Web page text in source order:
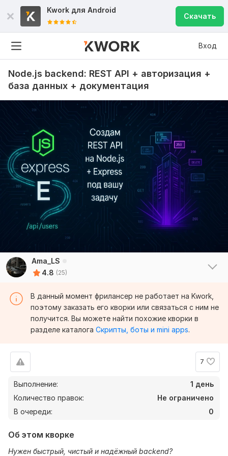
Kwork для Android
Скачать
Вход
Node.js backend: REST API + авторизация +
база данных + документация
Ama_LS
4.8 (25)
В данный момент фрилансер не работает на Kwork,
поэтому заказать его кворки или связаться с ним не
получится. Вы можете найти похожие кворки в
разделе каталога Скрипты, боты и mini apps.
7
Выполнение:
1 день
Количество правок:
Не ограничено
В очереди:
0
Об этом кворке
Нужен быстрый, чистый и надёжный backend?